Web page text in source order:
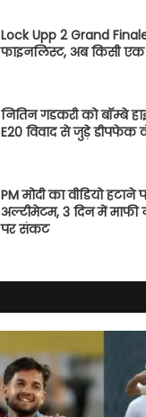
Lock Upp 2 Grand
फाइनलिस्ट, अब किसी एक
नितिन गडकरी को बॉम्बे
E20 विवाद से जुड़े
PM मोदी का वीडियो
अल्टीमेटम, 3 दिन में माफी
पर संकट